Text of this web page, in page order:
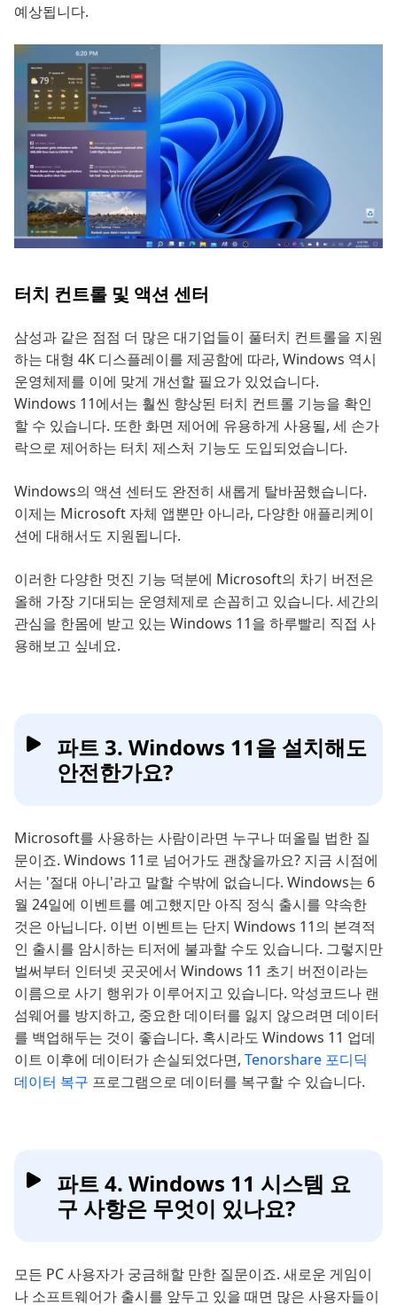
예상됩니다.
터치 컨트롤 및 액션 센터
삼성과 같은 점점 더 많은 대기업들이 풀터치 컨트롤을 지원
하는 대형 4K 디스플레이를 제공함에 따라, Windows 역시
운영체제를 이에 맞게 개선할 필요가 있었습니다.
Windows 11에서는 훨씬 향상된 터치 컨트롤 기능을 확인
할 수 있습니다. 또한 화면 제어에 유용하게 사용될, 세 손가
락으로 제어하는 터치 제스처 기능도 도입되었습니다.
Windows의 액션 센터도 완전히 새롭게 탈바꿈했습니다.
이제는 Microsoft 자체 앱뿐만 아니라, 다양한 애플리케이
션에 대해서도 지원됩니다.
이러한 다양한 멋진 기능 덕분에 Microsoft의 차기 버전은
올해 가장 기대되는 운영체제로 손꼽히고 있습니다. 세간의
관심을 한몸에 받고 있는 Windows 11을 하루빨리 직접 사
용해보고 싶네요.
파트 3. Windows 11을 설치해도
안전한가요?
Microsoft를 사용하는 사람이라면 누구나 떠올릴 법한 질
문이죠. Windows 11로 넘어가도 괜찮을까요? 지금 시점에
서는 '절대 아니'라고 말할 수밖에 없습니다. Windows는 6
월 24일에 이벤트를 예고했지만 아직 정식 출시를 약속한
것은 아닙니다. 이번 이벤트는 단지 Windows 11의 본격적
인 출시를 암시하는 티저에 불과할 수도 있습니다. 그렇지만
벌써부터 인터넷 곳곳에서 Windows 11 초기 버전이라는
이름으로 사기 행위가 이루어지고 있습니다. 악성코드나 랜
섬웨어를 방지하고, 중요한 데이터를 잃지 않으려면 데이터
를 백업해두는 것이 좋습니다. 혹시라도 Windows 11 업데
이트 이후에 데이터가 손실되었다면, Tenorshare 포디딕
데이터 복구 프로그램으로 데이터를 복구할 수 있습니다.
파트 4. Windows 11 시스템 요
구 사항은 무엇이 있나요?
모든 PC 사용자가 궁금해할 만한 질문이죠. 새로운 게임이
나 소프트웨어가 출시를 앞두고 있을 때면 많은 사용자들이